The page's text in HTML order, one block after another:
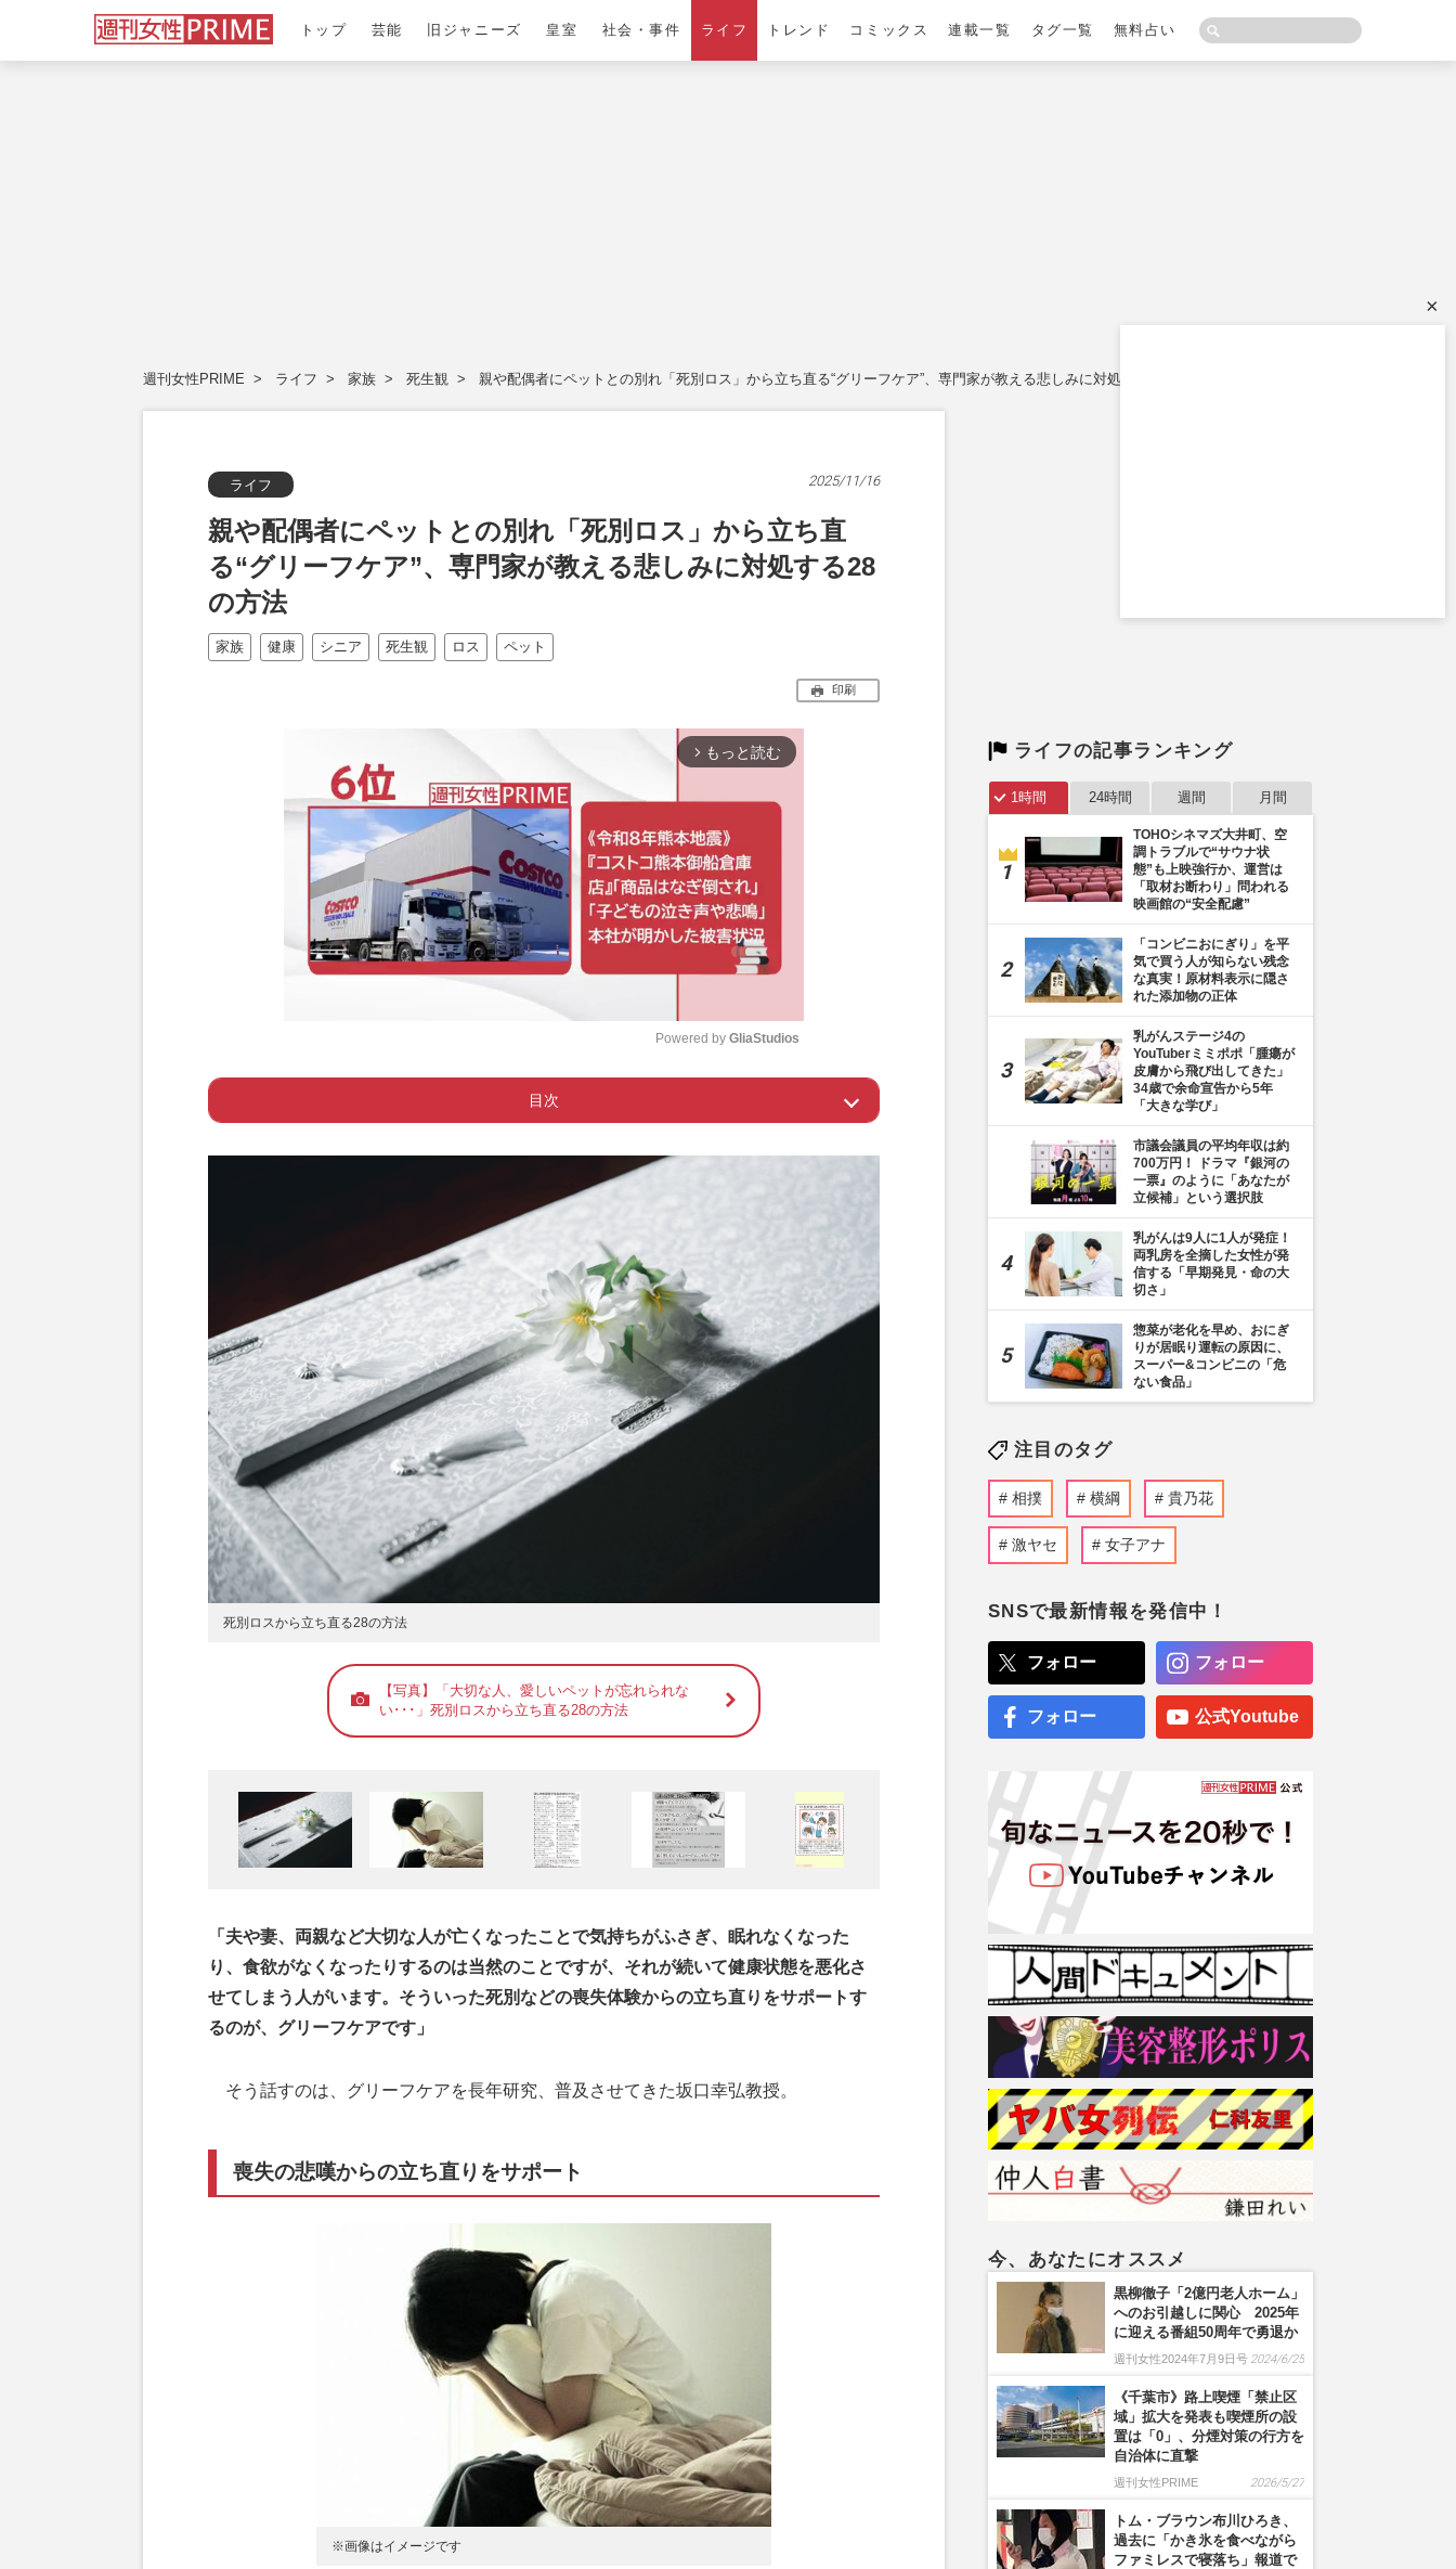
トップ 芸能 旧ジャニーズ 皇室 社会・事件 ライフ トレンド コミックス 連載一覧 タグ一覧 無料占い
週刊女性PRIME ライフ 家族 死生観 親や配偶者にペットとの別れ「死別ロス」から立ち直る“グリーフケア”、専門家が教える悲しみに対処する28の方法
ライフ 2025/11/16
親や配偶者にペットとの別れ「死別ロス」から立ち直
る“グリーフケア”、専門家が教える悲しみに対処する28
の方法
家族 健康 シニア 死生観 ロス ペット
印刷
arrow_forward_ios もっと読む
t
Powered by GliaStudios
目次
Page 1 ー 喪失の悲嘆からの立ち直りをサポート
ー グリーフが長引く人は専門的なサポートを
ー グリーフから抜け出すためのセルフケア
死別ロスから立ち直る28の方法
【写真】「大切な人、愛しいペットが忘れられな
い･･･」死別ロスから立ち直る28の方法
「夫や妻、両親など大切な人が亡くなったことで気持ちがふさぎ、眠れなくなった
り、食欲がなくなったりするのは当然のことですが、それが続いて健康状態を悪化さ
せてしまう人がいます。そういった死別などの喪失体験からの立ち直りをサポートす
るのが、グリーフケアです」
そう話すのは、グリーフケアを長年研究、普及させてきた坂口幸弘教授。
喪失の悲嘆からの立ち直りをサポート
※画像はイメージです
ライフの記事ランキング
1時間 24時間 週間 月間
TOHOシネマズ大井町、空
調トラブルで“サウナ状
態”も上映強行か、運営は
「取材お断わり」問われる
映画館の“安全配慮”
「コンビニおにぎり」を平
気で買う人が知らない残念
な真実！原材料表示に隠さ
れた添加物の正体
乳がんステージ4の
YouTuberミミポポ「腫瘍が
皮膚から飛び出してきた」
34歳で余命宣告から5年
「大きな学び」
市議会議員の平均年収は約
700万円！ ドラマ『銀河の
一票』のように「あなたが
立候補」という選択肢
乳がんは9人に1人が発症！
両乳房を全摘した女性が発
信する「早期発見・命の大
切さ」
惣菜が老化を早め、おにぎ
りが居眠り運転の原因に、
スーパー&コンビニの「危
ない食品」
注目のタグ
相撲 横綱 貴乃花
激ヤセ 女子アナ
SNSで最新情報を発信中！
フォロー フォロー
フォロー 公式Youtube
今、あなたにオススメ
黒柳徹子「2億円老人ホーム」
へのお引越しに関心 2025年
に迎える番組50周年で勇退か
週刊女性2024年7月9日号 2024/6/25
《千葉市》路上喫煙「禁止区
域」拡大を発表も喫煙所の設
置は「0」、分煙対策の行方を
自治体に直撃
週刊女性PRIME 2026/5/27
トム・ブラウン布川ひろき、
過去に「かき氷を食べながら
ファミレスで寝落ち」報道で
×